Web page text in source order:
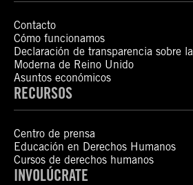
Contacto
Cómo funcionamos
Declaración de transparencia sobre
Moderna de Reino Unido
Asuntos económicos
RECURSOS
Centro de prensa
Educación en Derechos Humanos
Cursos de derechos humanos
INVOLÚCRATE